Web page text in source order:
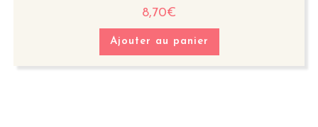
8,70€
Ajouter au panier